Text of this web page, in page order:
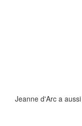
Jeanne d'Arc a